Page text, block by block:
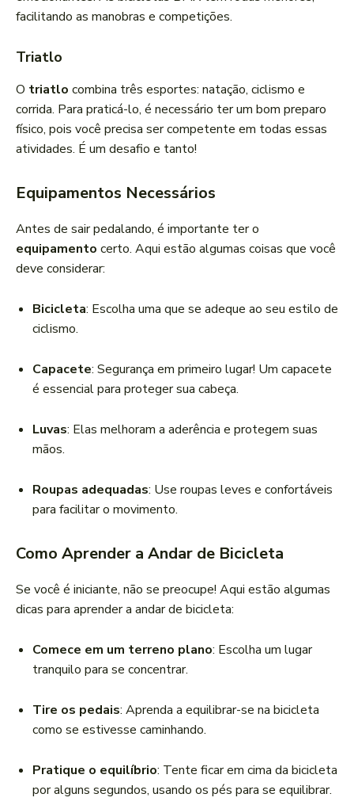
facilitando as manobras e competições.
Triatlo
O triatlo combina três esportes: natação, ciclismo e
corrida. Para praticá-lo, é necessário ter um bom preparo
físico, pois você precisa ser competente em todas essas
atividades. É um desafio e tanto!
Equipamentos Necessários
Antes de sair pedalando, é importante ter o
equipamento certo. Aqui estão algumas coisas que você
deve considerar:
Bicicleta: Escolha uma que se adeque ao seu estilo de
ciclismo.
Capacete: Segurança em primeiro lugar! Um capacete
é essencial para proteger sua cabeça.
Luvas: Elas melhoram a aderência e protegem suas
mãos.
Roupas adequadas: Use roupas leves e confortáveis
para facilitar o movimento.
Como Aprender a Andar de Bicicleta
Se você é iniciante, não se preocupe! Aqui estão algumas
dicas para aprender a andar de bicicleta:
Comece em um terreno plano: Escolha um lugar
tranquilo para se concentrar.
Tire os pedais: Aprenda a equilibrar-se na bicicleta
como se estivesse caminhando.
Pratique o equilíbrio: Tente ficar em cima da bicicleta
por alguns segundos, usando os pés para se equilibrar.